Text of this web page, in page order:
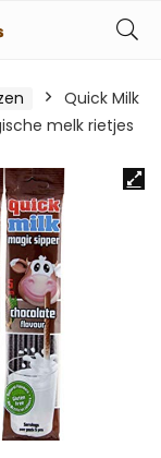
Quick Milk
melk rietjes